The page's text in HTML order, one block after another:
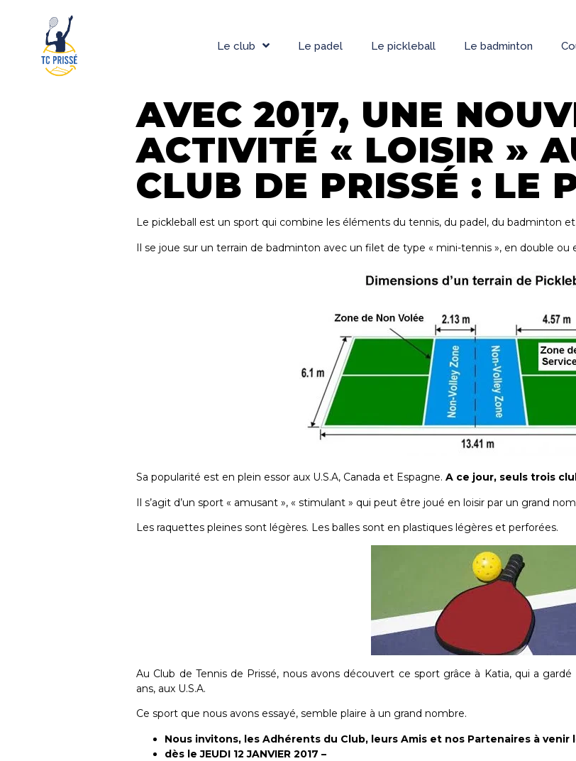
Le club Le padel Le pickleball Le badminton
AVEC 2017, UNE
ACTIVITÉ « LOISIR »
CLUB DE PRISSÉ : LE
Le pickleball est un sport qui combine les éléments du tennis, du padel, du badminton
Il se joue sur un terrain de badminton avec un filet de type « mini-tennis », en double ou
Sa popularité est en plein essor aux U.S.A, Canada et Espagne. A ce jour, seuls trois
Il s’agit d’un sport « amusant », « stimulant » qui peut être joué en loisir par un grand
Les raquettes pleines sont légères. Les balles sont en plastiques légères et perforées.
Au Club de Tennis de Prissé, nous avons découvert ce sport grâce à Katia, qui a
ans, aux U.S.A.
Ce sport que nous avons essayé, semble plaire à un grand nombre.
Nous invitons, les Adhérents du Club, leurs Amis et nos Partenaires à
dès le JEUDI 12 JANVIER 2017 –